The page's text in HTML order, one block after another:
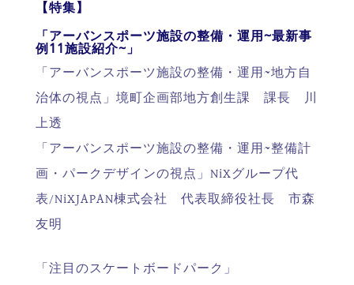
【特集】
「アーバンスポーツ施設の整備・運用~最新事
例11施設紹介~」
「アーバンスポーツ施設の整備・運用~地方自
治体の視点」境町企画部地方創生課 課長 川
上透
「アーバンスポーツ施設の整備・運用~整備計
画・パークデザインの視点」NiXグループ代
表/NiXJAPAN棟式会社 代表取締役社長 市森
友明
「注目のスケートボードパーク」